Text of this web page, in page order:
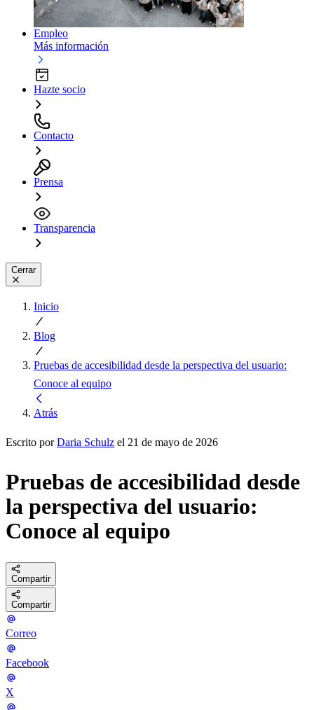
Empleo
Más información
Hazte socio
Contacto
Prensa
Transparencia
Cerrar
Inicio
Blog
Pruebas de accesibilidad desde la perspectiva del usuario:
Conoce al equipo
Atrás
Escrito porDaria Schulz el 21 de mayo de 2026
Pruebas de accesibilidad desde
la perspectiva del usuario:
Conoce al equipo
Compartir
Compartir
Correo
Facebook
X